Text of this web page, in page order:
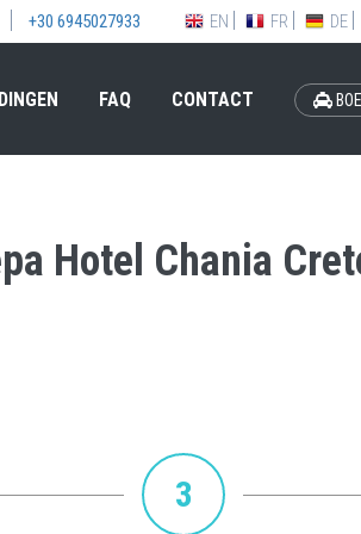
+30 6945027933 EN FR DE
FAQ CONTACT
Hotel Chania
3